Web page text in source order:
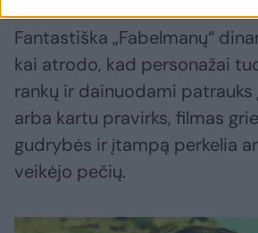
Fantastiška „Fabelmanų“
kai atrodo, kad personažai
rankų ir dainuodami
arba kartu pravirks, filmas
gudrybės ir įtampą perkelia
veikėjo pečių.